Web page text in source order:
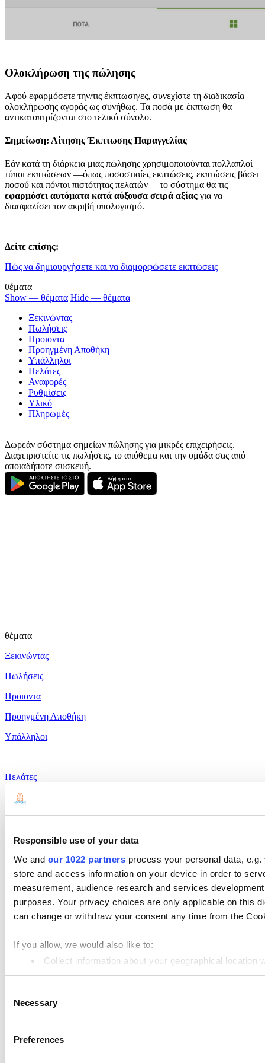
Responsible use of your data
We and our 1022 partners process your personal data,
store and access information on your device in order to
measurement, audience research and services
purposes. Your privacy choices are only applicable on this
can change or withdraw your consent any time from the
If you allow, we would also like to:
Collect information about your geographical
Identify your device by actively scanning it for
share information about your use of our site with our social
Selection
Necessary
Preferences
Ολοκλήρωση της πώλησης
Αφού εφαρμόσετε την/τις έκπτωση/ες, συνεχίστε τη διαδικασία
ολοκλήρωσης αγοράς ως συνήθως. Τα ποσά με έκπτωση θα
αντικατοπτρίζονται στο τελικό σύνολο.
Σημείωση: Αίτησης Έκπτωσης Παραγγελίας
Εάν κατά τη διάρκεια μιας πώλησης χρησιμοποιούνται πολλαπλοί
τύποι εκπτώσεων —όπως ποσοστιαίες εκπτώσεις, εκπτώσεις βάσει
ποσού και πόντοι πιστότητας πελατών— το σύστημα θα τις
εφαρμόσει αυτόματα κατά αύξουσα σειρά αξίας για να
διασφαλίσει τον ακριβή υπολογισμό.
Δείτε επίσης:
Πώς να δημιουργήσετε και να διαμορφώσετε εκπτώσεις
θέματα
Show — θέματα Hide — θέματα
Ξεκινώντας
Πωλήσεις
Προιοντα
Προηγμένη Αποθήκη
Υπάλληλοι
Πελάτες
Αναφορές
Ρυθμίσεις
Υλικό
Πληρωμές
Δωρεάν σύστημα σημείων πώλησης για μικρές επιχειρήσεις.
Διαχειριστείτε τις πωλήσεις, το απόθεμα και την ομάδα σας από
οποιαδήποτε συσκευή.
θέματα
Ξεκινώντας
Πωλήσεις
Προιοντα
Προηγμένη Αποθήκη
Υπάλληλοι
Πελάτες
Αναφορές
Ρυθμίσεις
Υλικό
Πληρωμές
Προϊόντα
Loyverse POS
Πἀνελ διαχείρισης
Οθόνη Πελατών
Διαχείριση αποθεμάτων
Διαχείριση υπαλλήλων
Community